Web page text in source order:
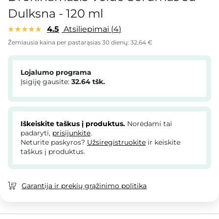
Dulksna - 120 ml
4.5 Atsiliepimai 4
Žemiausia kaina per pastarąsias 30 dienų: 32,64 €
Lojalumo programa
Įsigiję gausite: 32.64 tšk.
Iškeiskite taškus į produktus. Norėdami tai
padaryti, prisijunkite.
Neturite paskyros? Užsiregistruokite ir keiskite
taškus į produktus.
Garantija ir prekių grąžinimo politika